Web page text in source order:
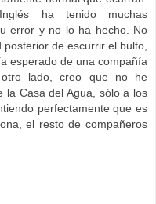
ha tenido muchas
error y no lo ha hecho. No
de escurrir el bulto,
esperado de una compañía
lado, creo que no he
la Casa del Agua, sólo a los
perfectamente que es
el resto de compañeros